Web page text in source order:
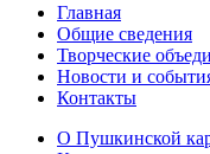
Главная
Общие сведения
Творческие
Новости и
Контакты
О Пушкинской